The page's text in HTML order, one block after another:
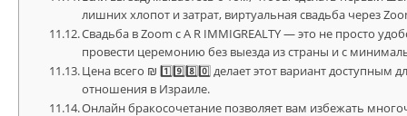
лишних хлопот и затрат, виртуальная свадьба через
Свадьба в Zoom с A R IMMIGREALTY — это не просто
провести церемонию без выезда из страны и с
Цена всего ₪ 1️⃣9️⃣8️⃣0️⃣ делает этот вариант
отношения в Израиле.
Онлайн бракосочетание позволяет вам избежать